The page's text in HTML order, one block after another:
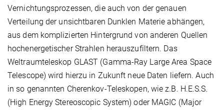
Vernichtungsprozessen, die auch von der genauen
Verteilung der unsichtbaren Dunklen Materie abhängen,
aus dem komplizierten Hintergrund von anderen Quellen
hochenergetischer Strahlen herauszufiltern. Das
Weltraumteleskop GLAST (Gamma-Ray Large Area Space
Telescope) wird hierzu in Zukunft neue Daten liefern. Auch
in so genannten Cherenkov-Teleskopen, wie z.B. H.E.S.S.
(High Energy Stereoscopic System) oder MAGIC (Major